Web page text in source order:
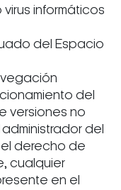
informáticos
del Espacio
del
versiones no
del
derecho de
cualquier
en el